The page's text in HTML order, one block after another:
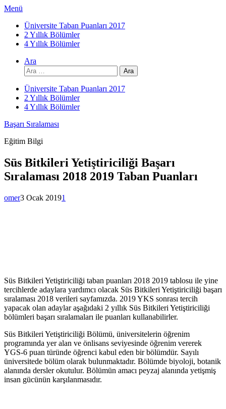
İçeriğe
Menü
Üniversite Taban Puanları 2017
2 Yıllık Bölümler
4 Yıllık Bölümler
Ara
Arama:
Üniversite Taban Puanları 2017
2 Yıllık Bölümler
4 Yıllık Bölümler
Başarı Sıralaması
Eğitim Bilgi
Süs Bitkileri Yetiştiriciliği Başarı
Sıralaması 2018 2019 Taban Puanları
omer3 Ocak 20191
Süs Bitkileri Yetiştiriciliği taban puanları 2018 2019 tablosu ile yine
tercihlerde adaylara yardımcı olacak Süs Bitkileri Yetiştiriciliği başarı
sıralaması 2018 verileri sayfamızda. 2019 YKS sonrası tercih
yapacak olan adaylar aşağıdaki 2 yıllık Süs Bitkileri Yetiştiriciliği
bölümleri başarı sıralamaları ile puanları kullanabilirler.
Süs Bitkileri Yetiştiriciliği Bölümü, üniversitelerin öğrenim
programında yer alan ve önlisans seviyesinde öğrenim vererek
YGS-6 puan türünde öğrenci kabul eden bir bölümdür. Sayılı
üniversitede bölüm olarak bulunmaktadır. Bölümde biyoloji, botanik
alanında dersler okutulur. Bölümün amacı peyzaj alanında yetişmiş
insan gücünün karşılanmasıdır.